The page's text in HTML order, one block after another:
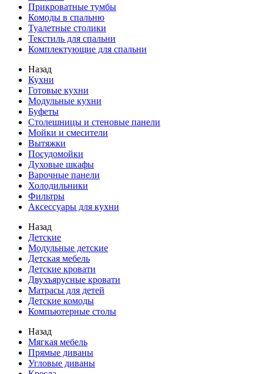
Прикроватные тумбы
Комоды в спальню
Туалетные столики
Текстиль для спальни
Комплектующие для спальни
Назад
Кухни
Готовые кухни
Модульные кухни
Буфеты
Столешницы и стеновые панели
Мойки и смесители
Вытяжки
Посудомойки
Духовые шкафы
Варочные панели
Холодильники
Фильтры
Аксессуары для кухни
Назад
Детские
Модульные детские
Детская мебель
Детские кровати
Двухъярусные кровати
Матрасы для детей
Детские комоды
Компьютерные столы
Назад
Мягкая мебель
Прямые диваны
Угловые диваны